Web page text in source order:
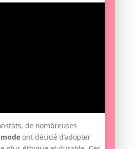
de nombreuses
ont décidé d’adopter